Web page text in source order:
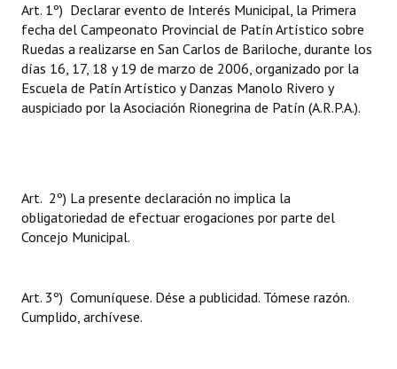
Art. 1º) Declarar evento de Interés Municipal, la Primera
fecha del Campeonato Provincial de Patín Artístico sobre
Ruedas a realizarse en San Carlos de Bariloche, durante los
días 16, 17, 18 y 19 de marzo de 2006, organizado por la
Escuela de Patín Artístico y Danzas Manolo Rivero y
auspiciado por la Asociación Rionegrina de Patín (A.R.P.A.).
Art. 2º) La presente declaración no implica la
obligatoriedad de efectuar erogaciones por parte del
Concejo Municipal.
Art. 3º) Comuníquese. Dése a publicidad. Tómese razón.
Cumplido, archívese.